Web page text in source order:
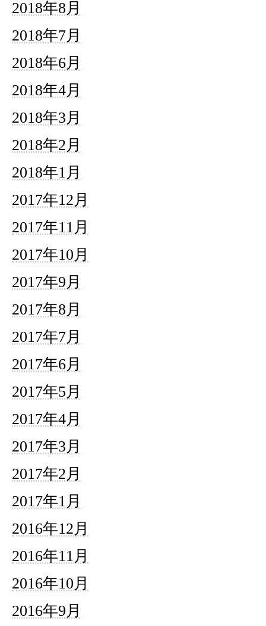
2018年8月
2018年7月
2018年6月
2018年4月
2018年3月
2018年2月
2018年1月
2017年12月
2017年11月
2017年10月
2017年9月
2017年8月
2017年7月
2017年6月
2017年5月
2017年4月
2017年3月
2017年2月
2017年1月
2016年12月
2016年11月
2016年10月
2016年9月